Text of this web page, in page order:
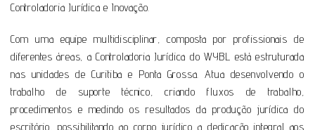
Controladoria Jurídica e Inovação.
Com uma equipe multidisciplinar, composta por profissionais de
diferentes áreas, a Controladoria Jurídica do WYBL está estruturada
nas unidades de Curitiba e Ponta Grossa. Atua desenvolvendo o
trabalho de suporte técnico, criando fluxos de trabalho,
procedimentos e medindo os resultados da produção jurídica do
escritório, possibilitando ao corpo jurídico a dedicação integral aos